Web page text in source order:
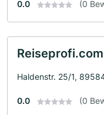
0.0 (0
Reiseprofi.com
Haldenstr. 25/1,
0.0 (0